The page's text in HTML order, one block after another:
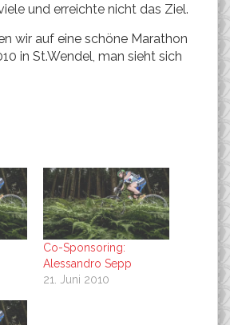
und erreichte nicht das Ziel.
wir auf eine schöne Marathon
in St.Wendel, man sieht sich
Co-Sponsoring:
Alessandro Sepp
21. Juni 2010